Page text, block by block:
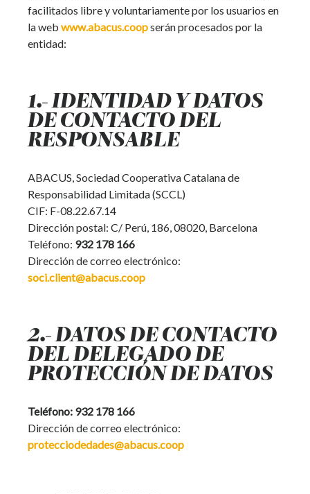
facilitados libre y voluntariamente por los usuarios en
la web www.abacus.coopserán procesados por la
entidad:
1.- IDENTIDAD Y DATOS
DE CONTACTO DEL
RESPONSABLE
ABACUS, Sociedad Cooperativa Catalana de
Responsabilidad Limitada (SCCL)
CIF: F-08.22.67.14
Dirección postal: C/ Perú, 186, 08020, Barcelona
Teléfono: 932 178 166
Dirección de correo electrónico:
soci.client@abacus.coop
2.- DATOS DE CONTACTO
DEL DELEGADO DE
PROTECCIÓN DE DATOS
Teléfono: 932 178 166
Dirección de correo electrónico:
protecciodedades@abacus.coop